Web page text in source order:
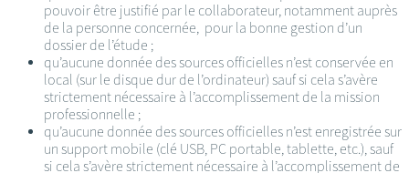
pouvoir être justifié par le collaborateur, notamment auprès
de la personne concernée, pour la bonne gestion d’un
dossier de l’étude ;
qu’aucune donnée des sources officielles n’est conservée en
local (sur le disque dur de l’ordinateur) sauf si cela s’avère
strictement nécessaire à l’accomplissement de la mission
professionnelle ;
qu’aucune donnée des sources officielles n’est enregistrée sur
un support mobile (clé USB, PC portable, tablette, etc.), sauf
si cela s’avère strictement nécessaire à l’accomplissement de